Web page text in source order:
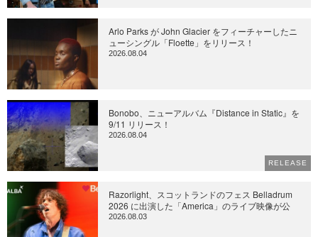
Arlo Parks が John Glacier をフィーチャーしたニ
ューシングル「Floette」をリリース！
2026.08.04
Bonobo、ニューアルバム『Distance in Static』を
9/11 リリース！
2026.08.04
RELEASE
Razorlight、スコットランドのフェス Belladrum
2026 に出演した「America」のライブ映像が公
2026.08.03